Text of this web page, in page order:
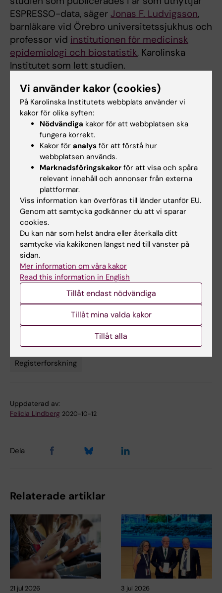
ESPRESSO-data, säger Jonas F. Ludvigsson,
barnläkare vid Örebro universitetssjukhus och
professor vid institutionen för medicinsk
epidemiologi och biostatistik, Karolinska
Institutet som lett studien.
Projektet har erhållit stöd av NIH, Harvard
University, Region Stockholm, Crohn’s and
Colitis Foundation och Karolinska Institutet.
Jonas F. Ludvigsson leder en studie med
finansiering från företaget Janssen på
uppdrag av det svenska IBD-kvalitetsregistret
(SWIBREG). Tracey Simon har tidigare varit
konsult åt Aetion för arbete som inte är
relaterat till denna studie.
Publikation
“Mortality in biopsy-confirmed nonalcoholic
fatty liver disease: results from a nationwide
cohort.”
Tracey G Simon, Bjorn Roelstraete,
Hamed Khalili, Hannes Hagström, Jonas F
Gut,online 9 oktober 2020, doi:
10.1136/gutjnl-2020-322786.
Tags
Gastroenterologi
Registerforskning
Uppdaterad av:
Felicia Lindberg 2020-10-12
Dela
Relaterade artiklar
21 jul 2026 3 jul 2026
Vi använder kakor (cookies)
På Karolinska Institutets webbplats använder vi
kakor för olika syften:
Nödvändiga kakor för att webbplatsen ska
fungera korrekt.
Kakor för analys för att förstå hur
webbplatsen används.
Marknadsföringskakor för att visa och spåra
relevant innehåll och annonser från externa
plattformar.
Viss information kan överföras till länder utanför EU.
Genom att samtycka godkänner du att vi sparar
cookies.
Du kan när som helst ändra eller återkalla ditt
samtycke via kakikonen längst ned till vänster på
sidan.
Mer information om våra kakor
Read this information in English
Tillåt endast nödvändiga
Tillåt mina valda kakor
Tillåt alla